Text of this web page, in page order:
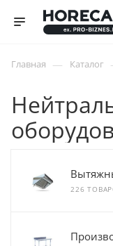
Главная — Каталог
226